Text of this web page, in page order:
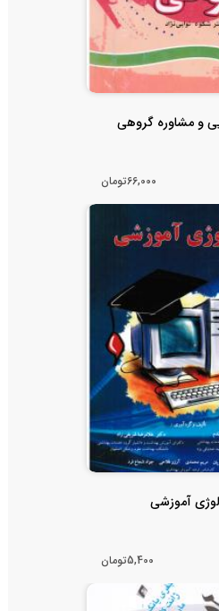
66,000تومان
آموزشی
5,400تومان